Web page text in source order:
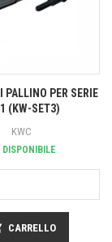
PALLINO PER SERIE
(KW-SET3)
KWC
DISPONIBILE
CARRELLO